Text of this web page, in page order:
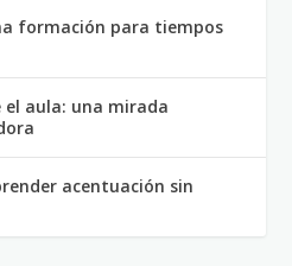
formación para tiempos
el aula: una mirada
acentuación sin